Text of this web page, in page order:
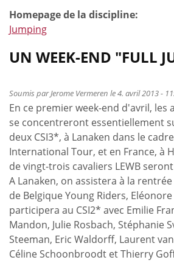
Homepage de la discipline:
Jumping
UN WEEK-END "FULL
Soumis parJerome Vermeren le 4. avril 2013 -
En ce premier week-end d'avril, les
se concentreront essentiellement
deux CSI3*, à Lanaken dans le
International Tour, et en France, à
de vingt-trois cavaliers LEWB
A Lanaken, on assistera à la
de Belgique Young Riders,
participera au CSI2* avec Emilie
Mandon, Julie Rosbach, Stéphanie
Steeman, Eric Waldorff, Laurent
Céline Schoonbroodt et Thierry